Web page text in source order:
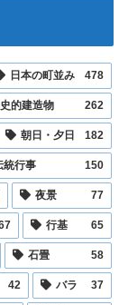
日本の町並み 478
的建造物 262
朝日・夕日 182
統行事 150
夜景 77
行基 65
石畳 58
42 バラ 37